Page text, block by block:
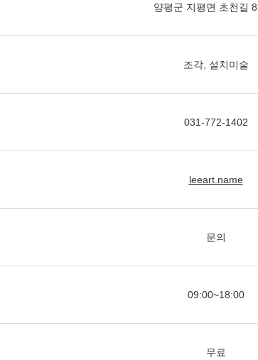
양평군 지평면 초천길
조각, 설치미술
031-772-1402
leeart.name
문의
09:00~18:00
무료